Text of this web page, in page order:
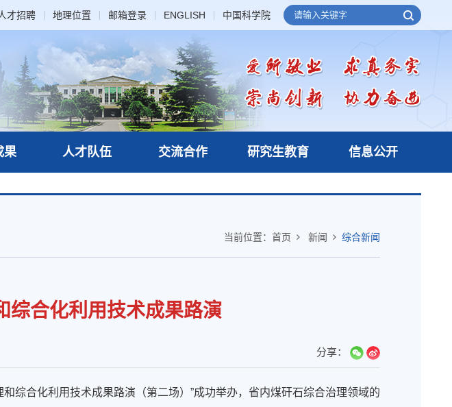
才招聘 地理位置 邮箱登录 ENGLISH 中国科学院
果 人才队伍 交流合作 研究生教育 信息公开
当前位置： 首页 新闻 综合新闻
综合化利用技术成果路演
分享：
综合化利用技术成果路演（第二场）”成功举办，省内煤矸石综合治理领域的